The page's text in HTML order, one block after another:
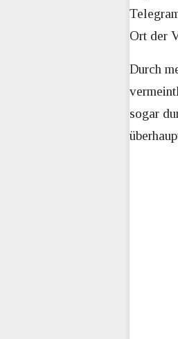
Ort der
Durch
sogar